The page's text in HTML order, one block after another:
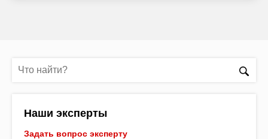
Наши эксперты
Задать вопрос эксперту